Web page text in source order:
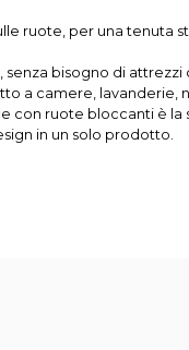
ruote, per una tenuta
bisogno di attrezzi
a camere, lavanderie,
con ruote bloccanti è la
in un solo prodotto.